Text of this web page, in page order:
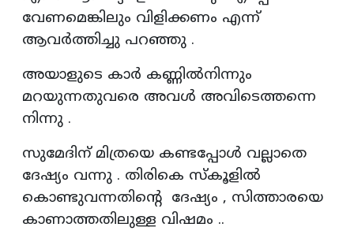
വേണമെങ്കിലും വിളിക്കണം എന്ന്
ആവർത്തിച്ചു പറഞ്ഞു .
അയാളുടെ കാർ കണ്ണിൽനിന്നും
മറയുന്നതുവരെ അവൾ അവിടെത്തന്നെ
നിന്നു .
സുമേദിന് മിത്രയെ കണ്ടപ്പോൾ വല്ലാതെ
ദേഷ്യം വന്നു . തിരികെ സ്കൂളിൽ
കൊണ്ടുവന്നതിന്റെ ദേഷ്യം , സിത്താരയെ
കാണാത്തതിലുള്ള വിഷമം ..